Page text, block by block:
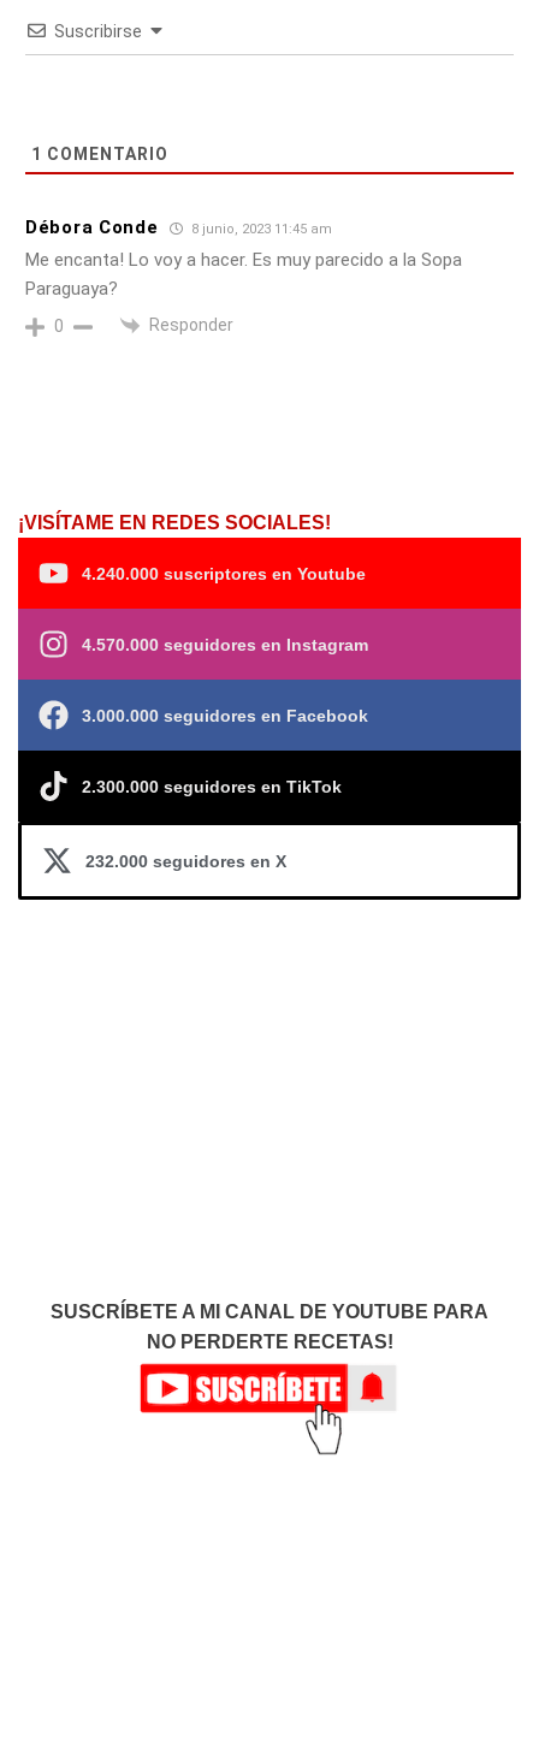
Suscribirse
1 COMENTARIO
Débora Conde 8 junio, 2023 11:45 am
Me encanta! Lo voy a hacer. Es muy parecido a la Sopa
Paraguaya?
0 Responder
¡VISÍTAME EN REDES SOCIALES!
4.240.000 suscriptores en Youtube
4.570.000 seguidores en Instagram
3.000.000 seguidores en Facebook
2.300.000 seguidores en TikTok
232.000 seguidores en X
SUSCRÍBETE A MI CANAL DE YOUTUBE PARA
NO PERDERTE RECETAS!